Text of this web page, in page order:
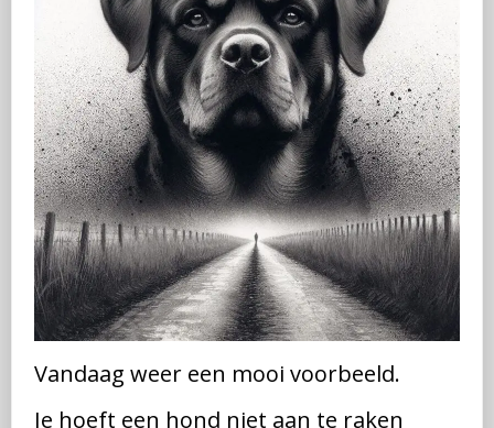
Vandaag weer een mooi voorbeeld.
Je hoeft een hond niet aan te raken